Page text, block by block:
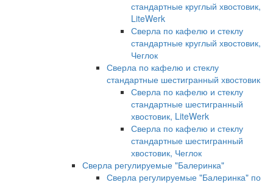
стандартные круглый хвостовик,
LiteWerk
Сверла по кафелю и стеклу
стандартные круглый хвостовик,
Чеглок
Сверла по кафелю и стеклу
стандартные шестигранный хвостовик
Сверла по кафелю и стеклу
стандартные шестигранный
хвостовик, LiteWerk
Сверла по кафелю и стеклу
стандартные шестигранный
хвостовик, Чеглок
Сверла регулируемые "Балеринка"
Сверла регулируемые "Балеринка" по